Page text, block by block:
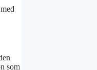
som